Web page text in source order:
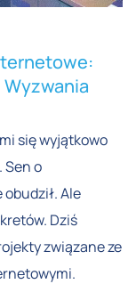
się wyjątkowo
Sen o
Ale
Dziś
związane ze